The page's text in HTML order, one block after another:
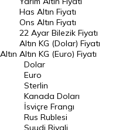
DÖVİZ
Döviz Kuru
Dolar Kuru
Euro Kuru
Pound Kuru
Frank Kuru
Riyal Kuru
Altın
Has Altın Fiyatı
Ons Altın Fiyatı
22 Ayar Bilezik Fiyatı
Altın KG (Dolar) Fiyatı
Altın KG (Euro) Fiyatı
Dolar
Euro
Sterlin
Kanada Doları
İsviçre Frangı
Rus Rublesi
Suudi Riyali